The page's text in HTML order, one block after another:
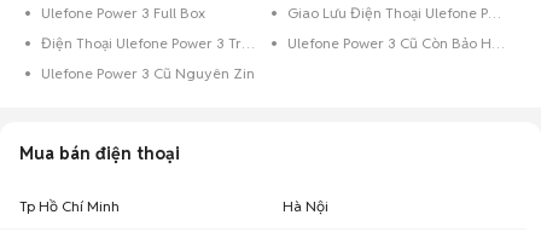
Ulefone Power 3 Full Box
Giao Lưu Điện Thoại Ulefone Power 3
Điện Thoại Ulefone Power 3 Trả Góp
Ulefone Power 3 Cũ Còn Bảo Hành
Ulefone Power 3 Cũ Nguyên Zin
Mua bán điện thoại
Tp Hồ Chí Minh Hà Nội